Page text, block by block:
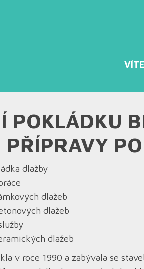
POKLÁDKU
PŘÍPRAVY
dlažby
dlažeb
dlažeb
dlažeb
v roce 1990 a zabývala se